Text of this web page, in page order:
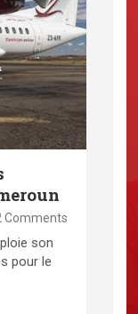
Comments
son
pour le